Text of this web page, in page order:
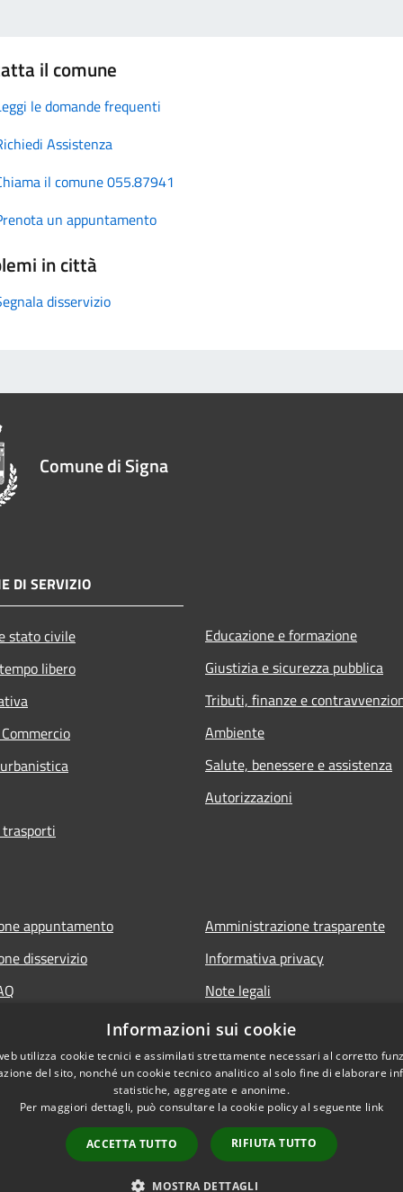
il comune
le domande frequenti
Assistenza
il comune 055.87941
un appuntamento
in città
disservizio
Comune di Signa
DI SERVIZIO
stato civile
libero
Educazione e formazione
Giustizia e sicurezza pubblica
Tributi, finanze e
Ambiente
Salute, benessere e assistenza
Autorizzazioni
appuntamento
disservizio
Amministrazione trasparente
Informativa privacy
Note legali
Dichiarazione di accessibilità
Copyright © 2026 •
Informazioni sui cookie
utilizza cookie tecnici e assimilati strettamente necessari al corretto
del sito, nonché un cookie tecnico analitico al solo fine di elaborare
statistiche, aggregate e anonime.
Per maggiori dettagli, può consultare la cookie policy al seguente link
ACCETTA TUTTO RIFIUTA TUTTO
MOSTRA DETTAGLI